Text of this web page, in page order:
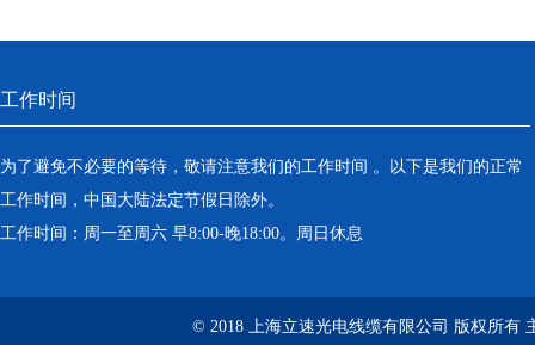
工作时间
为了避免不必要的等待，敬请注意我们的工作时间 。以下是我们的正常
工作时间，中国大陆法定节假日除外。
工作时间：周一至周六 早8:00-晚18:00。周日休息
© 2018 上海立速光电线缆有限公司 版权所有